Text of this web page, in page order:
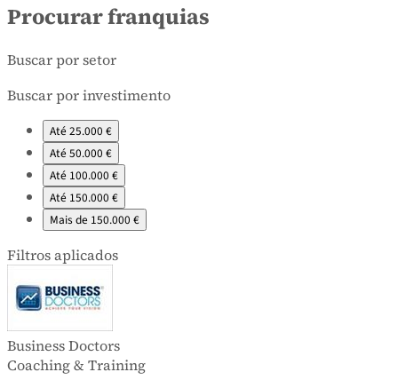
Procurar franquias
Buscar por setor
Buscar por investimento
Até 25.000 €
Até 50.000 €
Até 100.000 €
Até 150.000 €
Mais de 150.000 €
Filtros aplicados
Business Doctors
Coaching & Training